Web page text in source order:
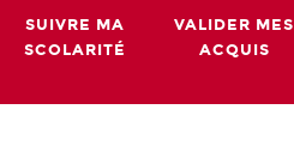
SUIVRE MA
SCOLARITÉ
VALIDER MES
ACQUIS